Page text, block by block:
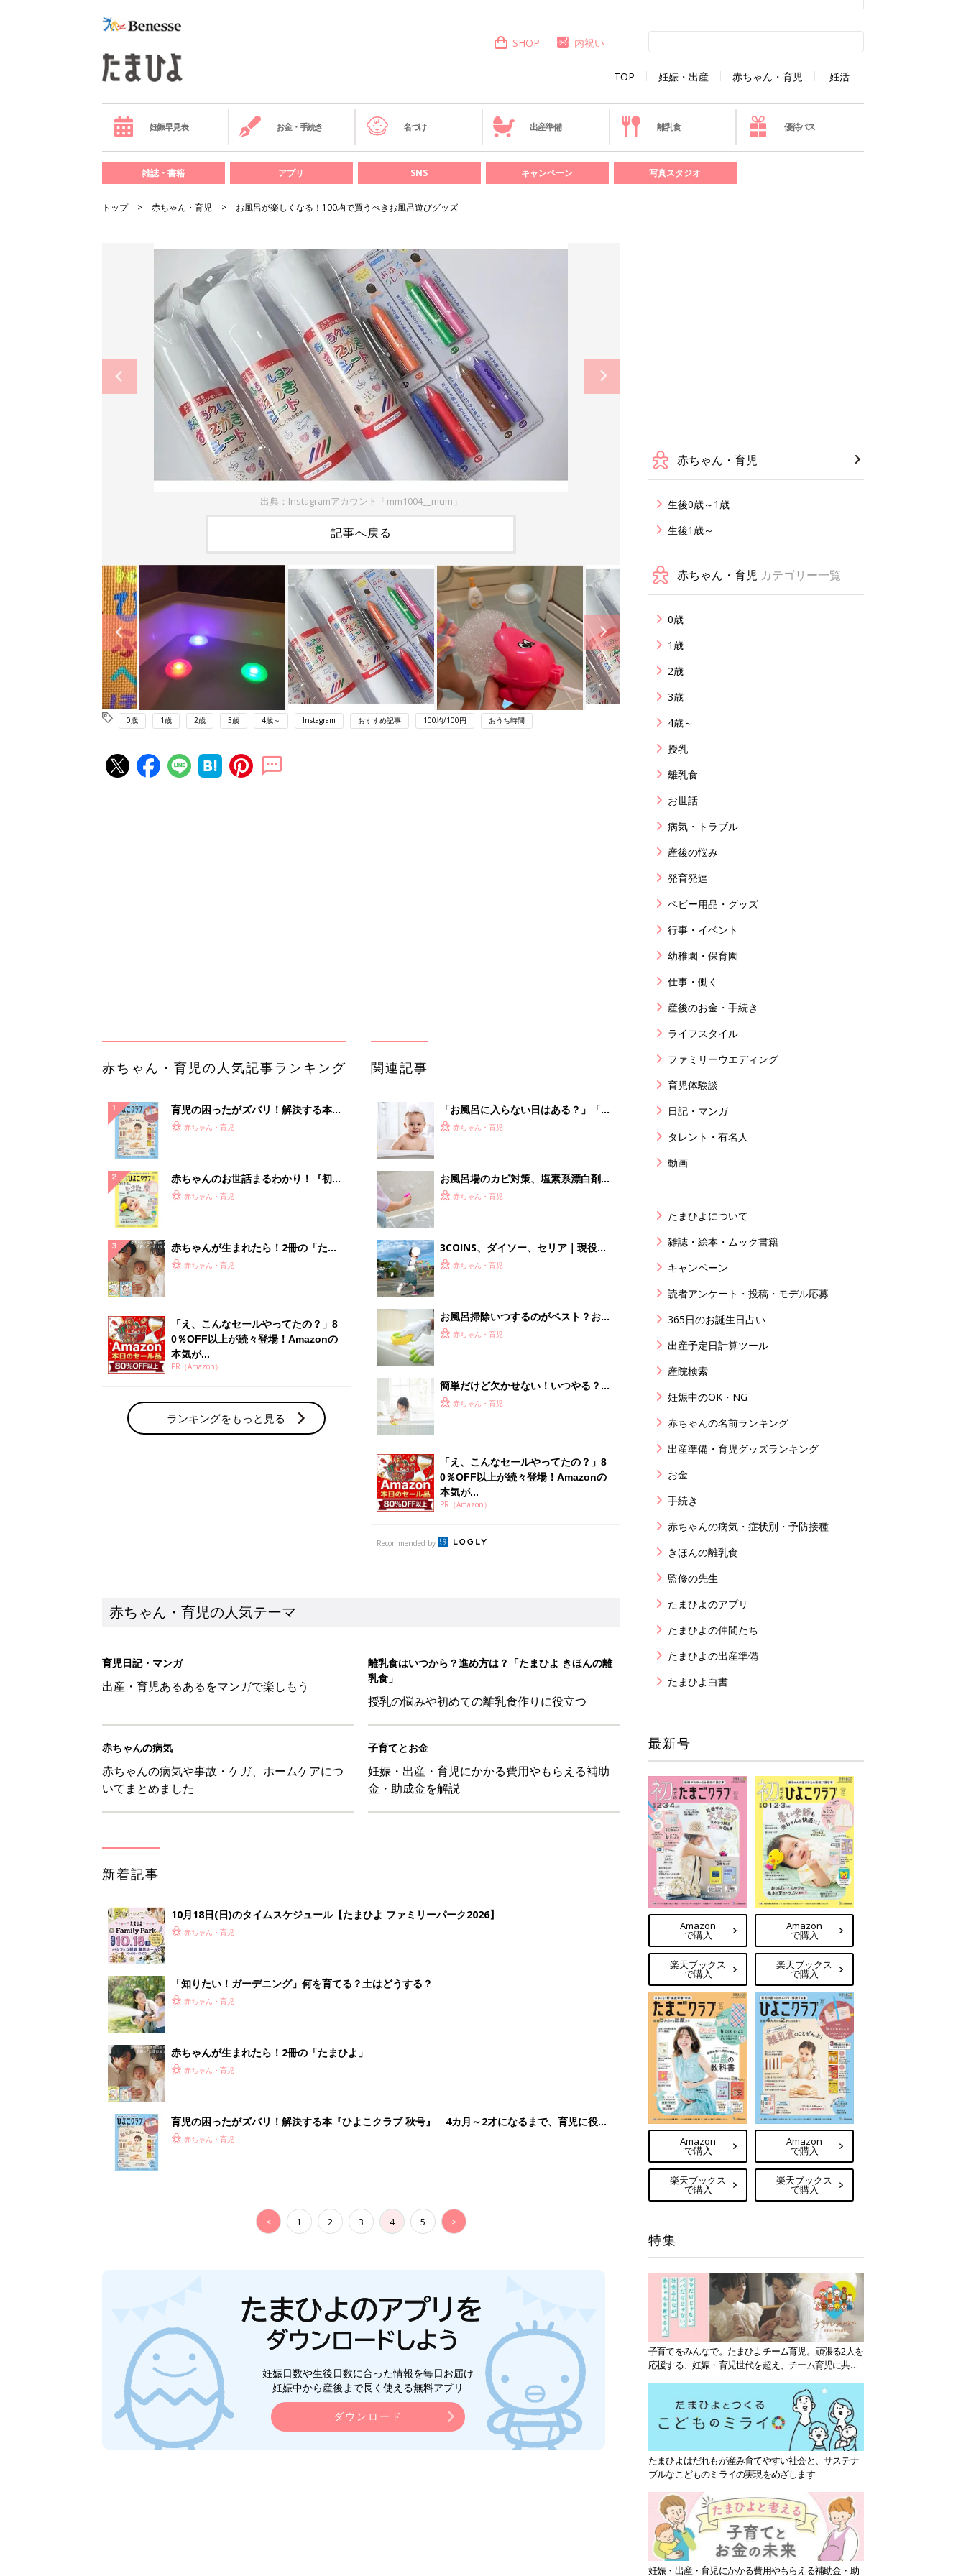
TOP 妊娠・出産 赤ちゃん・育児 妊活
SHOP 内祝い
妊娠早見表 お金・手続き 名づけ 出産準備 離乳食 優待パス
雑誌・書籍 アプリ SNS キャンペーン 写真スタジオ
トップ 赤ちゃん・育児 お風呂が楽しくなる！100均で買うべきお風呂遊びグッズ
出典：Instagramアカウント「mm1004__mum」
記事へ戻る
0歳 1歳 2歳 3歳 4歳～ Instagram おすすめ記事 100均/100円 おうち時間
0％OFF以上が続々登場！Amazonの
本気が...
PR（Amazon）
ランキングをもっと見る
本気が...
PR（Amazon）
赤ちゃん・育児の人気テーマ
育児日記・マンガ
離乳食はいつから？進め方は？「たまひよ きほんの離
授乳の悩みや初めての離乳食作りに役立つ
子育てとお金
妊娠・出産・育児にかかる費用やもらえる補助
金・助成金を解説
10月18日(日)のタイムスケジュール【たまひよ ファミリーパーク2026】
赤ちゃん・育児
「知りたい！ガーデニング」何を育てる？土はどうする？
赤ちゃん・育児
赤ちゃんが生まれたら！2冊の「たまひよ」
< 1 2 3 4 5
赤ちゃん・育児
生後0歳～1歳
生後1歳～
赤ちゃん・育児 カテゴリー一覧
0歳
1歳
2歳
3歳
4歳～
授乳
離乳食
お世話
病気・トラブル
産後の悩み
発育発達
ベビー用品・グッズ
行事・イベント
幼稚園・保育園
仕事・働く
産後のお金・手続き
ライフスタイル
ファミリーウエディング
育児体験談
日記・マンガ
タレント・有名人
動画
たまひよについて
雑誌・絵本・ムック書籍
キャンペーン
読者アンケート・投稿・モデル応募
365日のお誕生日占い
出産予定日計算ツール
産院検索
妊娠中のOK・NG
赤ちゃんの名前ランキング
出産準備・育児グッズランキング
お金
手続き
赤ちゃんの病気・症状別・予防接種
きほんの離乳食
監修の先生
たまひよのアプリ
たまひよの仲間たち
たまひよの出産準備
たまひよ白書
最新号
Amazon
で購入
楽天ブックス
で購入
Amazon
で購入
楽天ブックス
で購入
Amazon
で購入
楽天ブックス
で購入
Amazon
で購入
楽天ブックス
で購入
特集
子育てをみんなで。たまひよチーム育児。頑張る2人を
応援する、妊娠・育児世代を超え、チーム育児に共感
たまひよはだれもが産み育てやすい社会と、サステナ
ブルなこどものミライの実現をめざします
妊娠・出産・育児にかかる費用やもらえる補助金・助